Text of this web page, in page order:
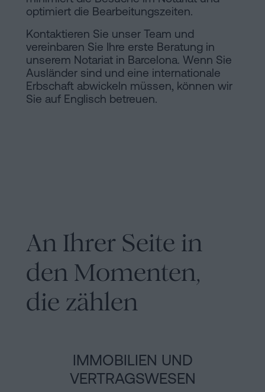
optimiert die Bearbeitungszeiten.
Kontaktieren Sie unser Team und
vereinbaren Sie Ihre erste Beratung in
unserem Notariat in Barcelona. Wenn Sie
Ausländer sind und eine internationale
Erbschaft abwickeln müssen, können wir
Sie auf Englisch betreuen.
An Ihrer Seite in
den Momenten,
die zählen
IMMOBILIEN UND
VERTRAGSWESEN